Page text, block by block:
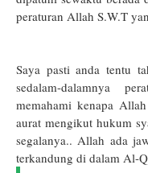
peraturan Allah S.W.T
Saya pasti anda tentu
sedalam-dalamnya
memahami kenapa
aurat mengikut hukum
segalanya.. Allah ada
terkandung di dalam Al-